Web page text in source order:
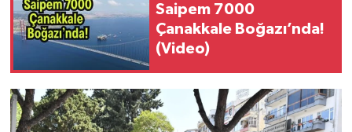
Saipem 7000
Çanakkale Boğazı’nda!
(Video)